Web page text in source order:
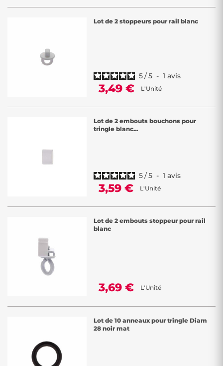
Lot de 2 stoppeurs pour rail blanc
5/5 - 1 avis
3,49 € L'Unité
Lot de 2 embouts bouchons pour
tringle blanc...
5/5 - 1 avis
3,59 € L'Unité
Lot de 2 embouts stoppeur pour rail
blanc
3,69 € L'Unité
Lot de 10 anneaux pour tringle Diam
28 noir mat